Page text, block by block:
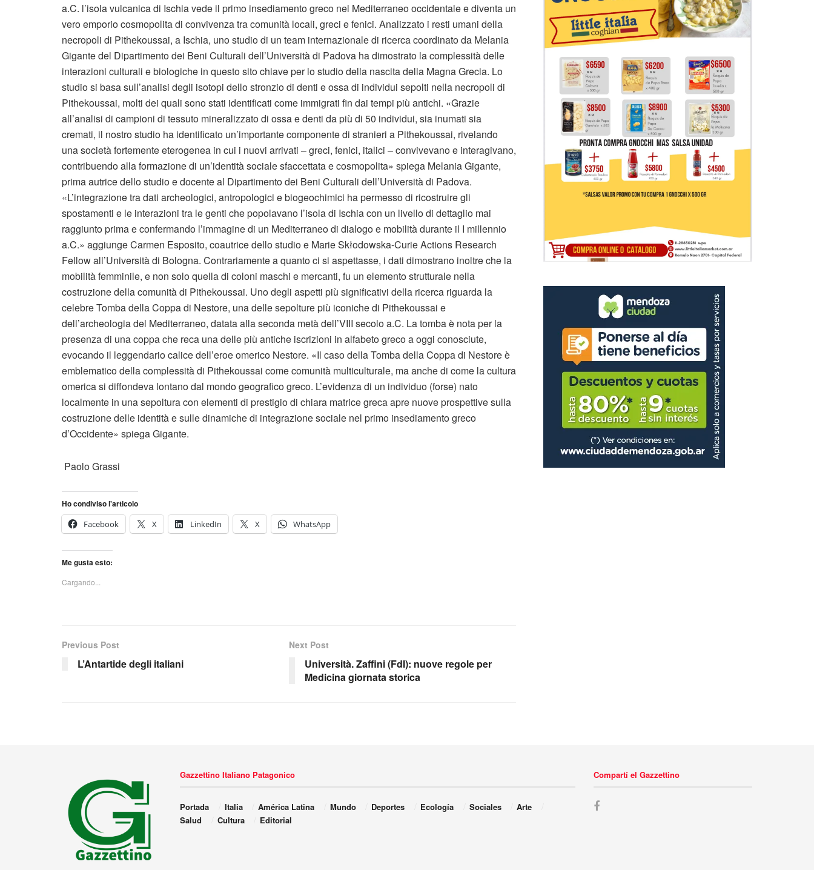
a.C. l’isola vulcanica di Ischia vede il primo insediamento greco nel Mediterraneo occidentale e diventa un
vero emporio cosmopolita di convivenza tra comunità locali, greci e fenici. Analizzato i resti umani della
necropoli di Pithekoussai, a Ischia, uno studio di un team internazionale di ricerca coordinato da Melania
Gigante del Dipartimento dei Beni Culturali dell’Università di Padova ha dimostrato la complessità delle
interazioni culturali e biologiche in questo sito chiave per lo studio della nascita della Magna Grecia. Lo
studio si basa sull’analisi degli isotopi dello stronzio di denti e ossa di individui sepolti nella necropoli di
Pithekoussai, molti dei quali sono stati identificati come immigrati fin dai tempi più antichi. «Grazie
all’analisi di campioni di tessuto mineralizzato di ossa e denti da più di 50 individui, sia inumati sia
cremati, il nostro studio ha identificato un’importante componente di stranieri a Pithekoussai, rivelando
una società fortemente eterogenea in cui i nuovi arrivati – greci, fenici, italici – convivevano e interagivano,
contribuendo alla formazione di un’identità sociale sfaccettata e cosmopolita» spiega Melania Gigante,
prima autrice dello studio e docente al Dipartimento dei Beni Culturali dell’Università di Padova.
«L’integrazione tra dati archeologici, antropologici e biogeochimici ha permesso di ricostruire gli
spostamenti e le interazioni tra le genti che popolavano l’isola di Ischia con un livello di dettaglio mai
raggiunto prima e confermando l’immagine di un Mediterraneo di dialogo e mobilità durante il I millennio
a.C.» aggiunge Carmen Esposito, coautrice dello studio e Marie Skłodowska-Curie Actions Research
Fellow all’Università di Bologna. Contrariamente a quanto ci si aspettasse, i dati dimostrano inoltre che la
mobilità femminile, e non solo quella di coloni maschi e mercanti, fu un elemento strutturale nella
costruzione della comunità di Pithekoussai. Uno degli aspetti più significativi della ricerca riguarda la
celebre Tomba della Coppa di Nestore, una delle sepolture più iconiche di Pithekoussai e
dell’archeologia del Mediterraneo, datata alla seconda metà dell’VIII secolo a.C. La tomba è nota per la
presenza di una coppa che reca una delle più antiche iscrizioni in alfabeto greco a oggi conosciute,
evocando il leggendario calice dell’eroe omerico Nestore. «Il caso della Tomba della Coppa di Nestore è
emblematico della complessità di Pithekoussai come comunità multiculturale, ma anche di come la cultura
omerica si diffondeva lontano dal mondo geografico greco. L’evidenza di un individuo (forse) nato
localmente in una sepoltura con elementi di prestigio di chiara matrice greca apre nuove prospettive sulla
costruzione delle identità e sulle dinamiche di integrazione sociale nel primo insediamento greco
d’Occidente» spiega Gigante.
Paolo Grassi
Ho condiviso l'articolo
Facebook
X LinkedIn X WhatsApp
Me gusta esto:
Cargando...
Previous Post
L’Antartide degli italiani
Next Post
Università. Zaffini (FdI): nuove regole per
Medicina giornata storica
Gazzettino Italiano Patagonico
Portada Italia América Latina Mundo Deportes Ecología Sociales
Arte
Salud
Cultura Editorial
Compartí el Gazzettino